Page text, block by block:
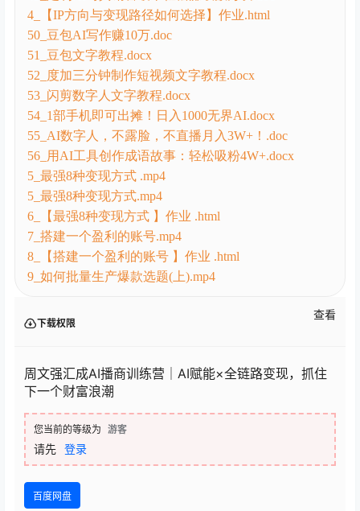
4_【IP方向与变现路径如何选择】作业.html
50_豆包AI写作赚10万.doc
51_豆包文字教程.docx
52_度加三分钟制作短视频文字教程.docx
53_闪剪数字人文字教程.docx
54_1部手机即可出摊！日入1000无界AI.docx
55_AI数字人，不露脸，不直播月入3W+！.doc
56_用AI工具创作成语故事：轻松吸粉4W+.docx
5_最强8种变现方式 .mp4
5_最强8种变现方式.mp4
6_【最强8种变现方式 】作业 .html
7_搭建一个盈利的账号.mp4
8_【搭建一个盈利的账号 】作业 .html
9_如何批量生产爆款选题(上).mp4
下载权限
查看
周文强汇成AI播商训练营｜AI赋能×全链路变现，抓住
下一个财富浪潮
您当前的等级为 游客
请先 登录
百度网盘